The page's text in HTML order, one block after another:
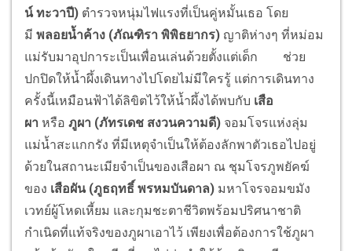
น์ ทะวาปี) ตำรวจหนุ่มไฟแรงที่เป็นคู่หมั้นเธอ โดย
มี พลอยน้ำค้าง (ภัณฑิรา พิพิธยากร) ญาติห่างๆ ที่หม่อม
แม่รับมาอุปการะเป็นเพื่อนเล่นด้วยตั้งแต่เด็ก
ช่วย
ปกปิดให้น้ำผึ้งเดินทางไปโดยไม่มีใครรู้ แต่การเดินทาง
ครั้งนี้เหมือนฟ้าได้ลิขิตไว้ให้น้ำผึ้งได้พบกับ เสือ
ผา หรือ ภูผา (ภัทรเดช สงวนความดี) จอมโจรแห่งลุ่ม
แม่น้ำสะแกกรัง ที่มีเหตุจำเป็นให้ต้องลักพาตัวเธอไปอยู่
ด้วยในสถานะเมียจำเป็นของเสือผา ณ ชุมโจรภูพยัคฆ์
ของ เสือผัน (ภูธฤทธิ์ พรหมบันดาล) มหาโจรจอมขมัง
เวทย์ผู้โหดเหี้ยม และกุมชะตาชีวิตพร้อมปริศนาชาติ
กำเนิดที่แท้จริงของภูผาเอาไว้ เพียงเพื่อต้องการใช้ภูผา